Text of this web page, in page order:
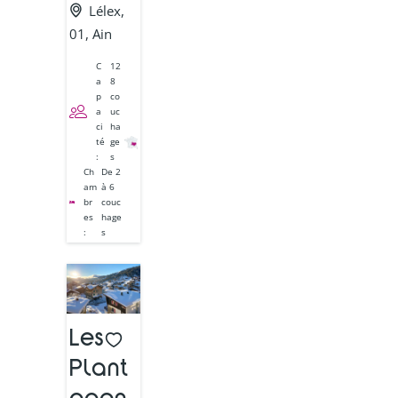
Lélex,
01, Ain
C
a
p
a
ci
té
:
12
8
co
uc
ha
ge
s
Ch
am
br
es
:
De 2
à 6
couc
hage
s
Les
Plant